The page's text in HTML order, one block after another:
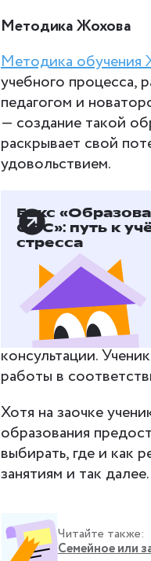
Методика Жохова
Методика обучения
учебного процесса,
педагогом и
— создание такой
раскрывает свой
удовольствием.
Бокс
СОС»: путь к
стресса
На заочной форме
каждый день. За
школа. Педагоги
консультации.
работы в
Хотя на заочке
образования
выбирать, где и как
занятиям и так далее.
Читайте также:
Семейное или